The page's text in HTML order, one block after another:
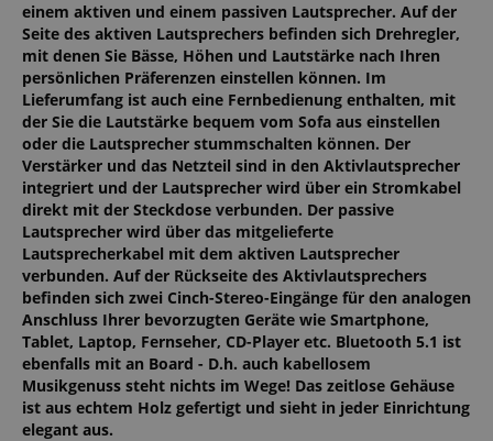
einem aktiven und einem passiven Lautsprecher. Auf der
Seite des aktiven Lautsprechers befinden sich Drehregler,
mit denen Sie Bässe, Höhen und Lautstärke nach Ihren
persönlichen Präferenzen einstellen können. Im
Lieferumfang ist auch eine Fernbedienung enthalten, mit
der Sie die Lautstärke bequem vom Sofa aus einstellen
oder die Lautsprecher stummschalten können. Der
Verstärker und das Netzteil sind in den Aktivlautsprecher
integriert und der Lautsprecher wird über ein Stromkabel
direkt mit der Steckdose verbunden. Der passive
Lautsprecher wird über das mitgelieferte
Lautsprecherkabel mit dem aktiven Lautsprecher
verbunden. Auf der Rückseite des Aktivlautsprechers
befinden sich zwei Cinch-Stereo-Eingänge für den analogen
Anschluss Ihrer bevorzugten Geräte wie Smartphone,
Tablet, Laptop, Fernseher, CD-Player etc. Bluetooth 5.1 ist
ebenfalls mit an Board - D.h. auch kabellosem
Musikgenuss steht nichts im Wege! Das zeitlose Gehäuse
ist aus echtem Holz gefertigt und sieht in jeder Einrichtung
elegant aus.